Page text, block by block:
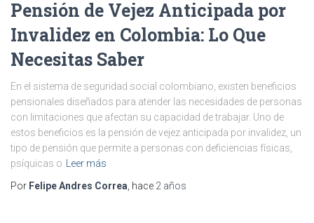
Pensión de Vejez Anticipada por
Invalidez en Colombia: Lo Que
Necesitas Saber
En el sistema de seguridad social colombiano, existen beneficios
pensionales diseñados para atender las necesidades de personas
con limitaciones que afectan su capacidad de trabajar. Uno de
estos beneficios es la pensión de vejez anticipada por invalidez, un
tipo de pensión que permite a personas con deficiencias físicas,
psíquicas o
Leer más
Por Felipe Andres Correa , hace 2 años